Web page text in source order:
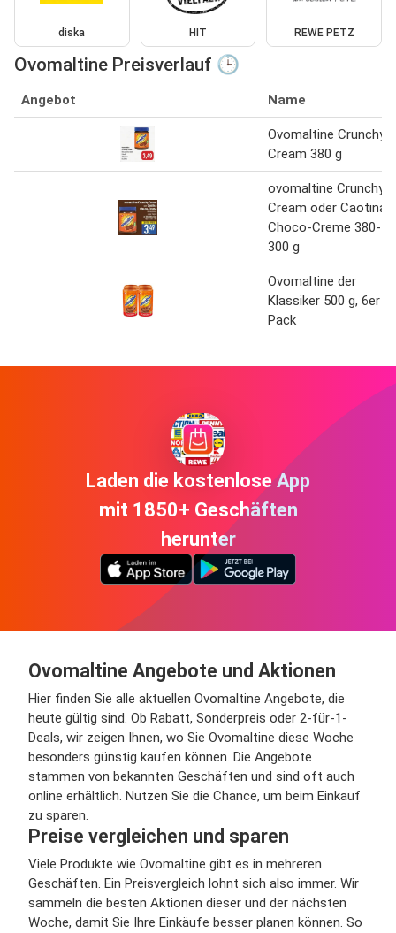
diska HIT REWE PETZ
Ovomaltine Preisverlauf 🕒
Angebot Name
Ovomaltine Crunchy
Cream 380 g
ovomaltine Crunchy
Cream oder Caotina
Choco-Creme 380-
300 g
Ovomaltine der
Klassiker 500 g, 6er
Pack
Laden die kostenlose App
mit 1850+ Geschäften
herunter
Ovomaltine Angebote und Aktionen
Hier finden Sie alle aktuellen Ovomaltine Angebote, die
heute gültig sind. Ob Rabatt, Sonderpreis oder 2-für-1-
Deals, wir zeigen Ihnen, wo Sie Ovomaltine diese Woche
besonders günstig kaufen können. Die Angebote
stammen von bekannten Geschäften und sind oft auch
online erhältlich. Nutzen Sie die Chance, um beim Einkauf
zu sparen.
Preise vergleichen und sparen
Viele Produkte wie Ovomaltine gibt es in mehreren
Geschäften. Ein Preisvergleich lohnt sich also immer. Wir
sammeln die besten Aktionen dieser und der nächsten
Woche, damit Sie Ihre Einkäufe besser planen können. So